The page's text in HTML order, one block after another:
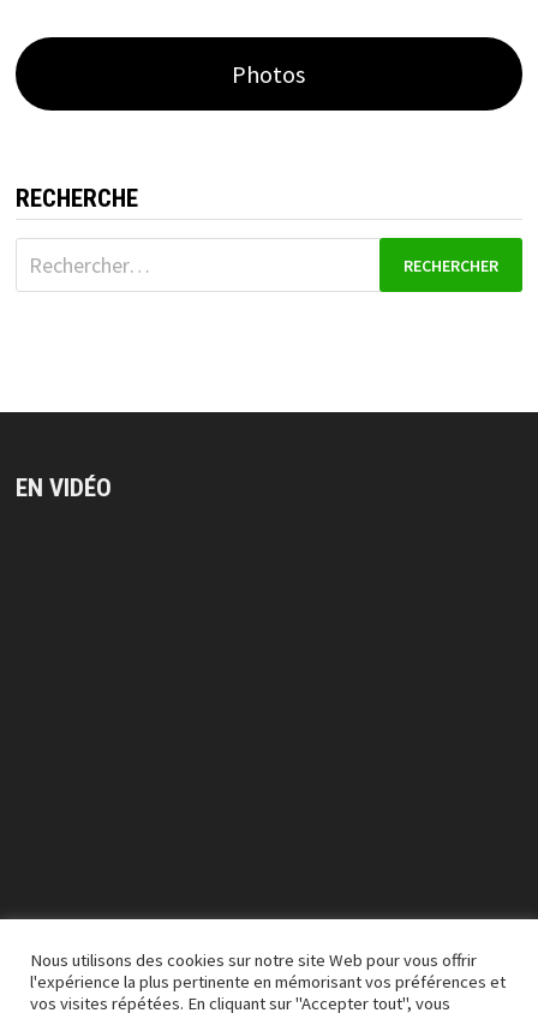
Photos
RECHERCHE
Rechercher :
EN VIDÉO
Nous utilisons des cookies sur notre site Web pour vous offrir
l'expérience la plus pertinente en mémorisant vos préférences et
vos visites répétées. En cliquant sur "Accepter tout", vous